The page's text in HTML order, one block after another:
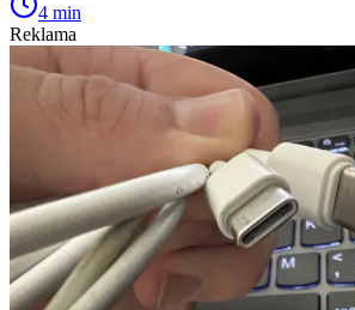
4 min
Reklama